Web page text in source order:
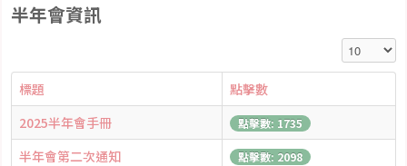
半年會資訊
顯示數目
標題
點擊數
2025半年會手冊
點擊數: 1735
半年會第二次通知 點擊數: 2098